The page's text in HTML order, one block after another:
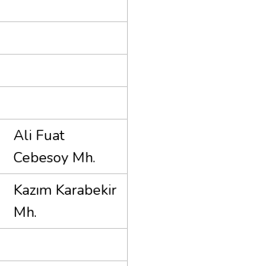
Ali Fuat
Cebesoy Mh.
Kazım Karabekir
Mh.